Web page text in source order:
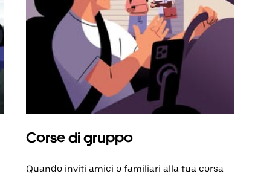
Corse di gruppo
Quando inviti amici o familiari alla tua corsa